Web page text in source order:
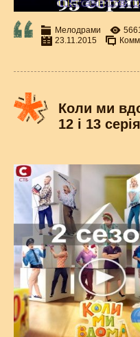
Мелодрами
23.11.2015
Коли ми
12 і 13